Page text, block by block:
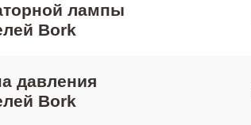
лампы
Bork
давления
Bork